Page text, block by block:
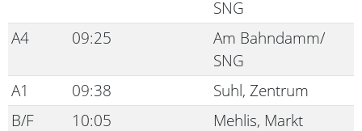
SNG
A4
09:25
Am Bahndamm/
SNG
A1
09:38
Suhl, Zentrum
B/F
10:05
Mehlis, Markt